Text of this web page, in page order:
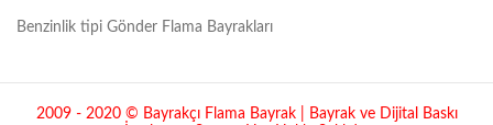
Benzinlik tipi Gönder Flama Bayrakları
2009 - 2020 © Bayrakçı Flama Bayrak | Bayrak ve Dijital Baskı